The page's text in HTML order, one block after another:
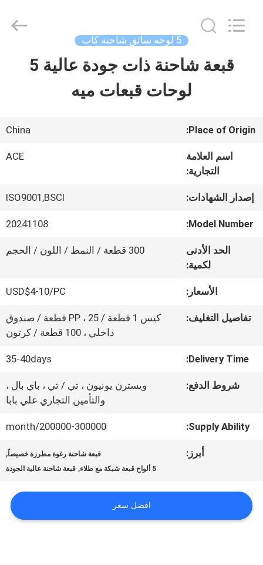
منزل،
منتجات
معلومات
عنا
جولة
المعمل
الجودة
بنا
حالات
Headwear
Manufacturing
5 لوحة سائق شاحنة كاب
قبعة شاحنة ذات جودة عالية 5
لوحات قبعات ميه
Place of Origin:
China
اسم العلامة
التجارية:
ACE
إصدار الشهادات: ISO9001,BSCI
Model Number:
20241108
الحد الأدنى
لكمية:
300 قطعة / النمط / اللون / الحجم
الأسعار: USD$4-10/PC
تفاصيل التغليف:
كيس 1 قطعة / PP ، 25 قطعة / صندوق
داخلي ، 100 قطعة / كرتون
Delivery Time:
35-40days
شروط الدفع:
ويسترن يونيون ، تي / تي ، باي بال ،
والتأمين التجاري علي بابا
Supply Ability:
200000-300000/month
أبرز: قبعة شاحنة رغوة مطرزة خصيصاً,
5 ألواح قبعة شبكة مع طلاء , قبعة شاحنة عالية الجودة
افضل سعر